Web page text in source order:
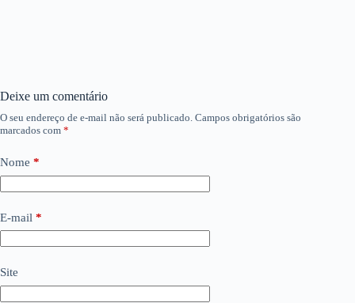
Deixe um comentário
O seu endereço de e-mail não será publicado. Campos obrigatórios são
marcados com *
Nome *
E-mail *
Site